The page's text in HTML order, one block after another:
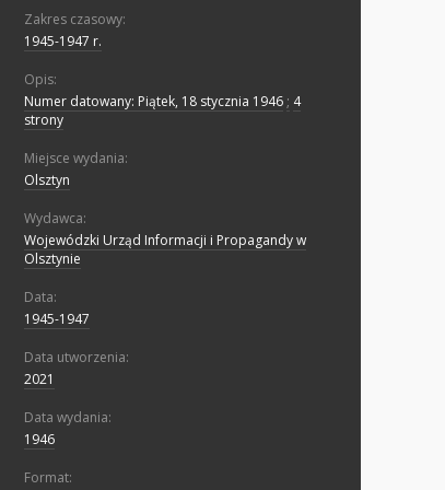
Zakres czasowy:
1945-1947 r.
Opis:
Numer datowany: Piątek, 18 stycznia 1946 ; 4
strony
Miejsce wydania:
Olsztyn
Wydawca:
Wojewódzki Urząd Informacji i Propagandy w
Olsztynie
Data:
1945-1947
Data utworzenia:
2021
Data wydania:
1946
Format: